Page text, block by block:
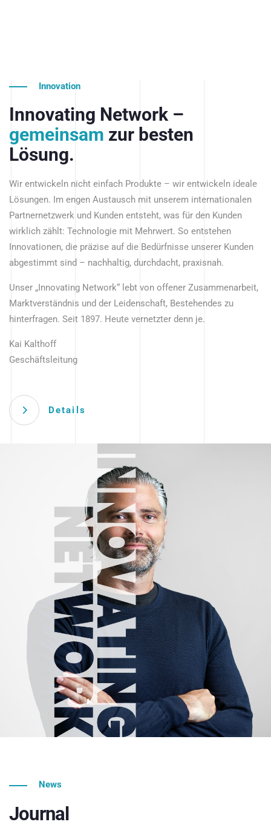
Innovation
Innovating Network –
gemeinsam zur besten
Lösung.
Wir entwickeln nicht einfach Produkte – wir entwickeln ideale
Lösungen. Im engen Austausch mit unserem internationalen
Partnernetzwerk und Kunden entsteht, was für den Kunden
wirklich zählt: Technologie mit Mehrwert. So entstehen
Innovationen, die präzise auf die Bedürfnisse unserer Kunden
abgestimmt sind – nachhaltig, durchdacht, praxisnah.
Unser „Innovating Network“ lebt von offener Zusammenarbeit,
Marktverständnis und der Leidenschaft, Bestehendes zu
hinterfragen. Seit 1897. Heute vernetzter denn je.
Kai Kalthoff
Geschäftsleitung
Details
News
Journal